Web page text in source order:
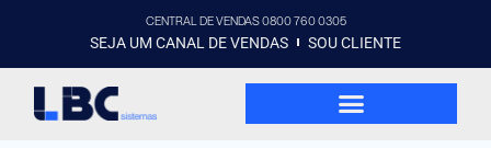
CENTRAL DE VENDAS 0800 760 0305
SEJA UM CANAL DE VENDAS SOU CLIENTE